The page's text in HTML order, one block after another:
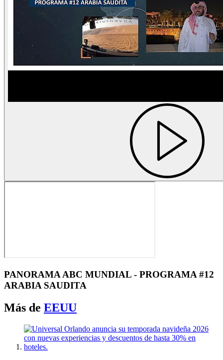
PANORAMA ABC MUNDIAL - PROGRAMA #12
ARABIA SAUDITA
Más de EEUU